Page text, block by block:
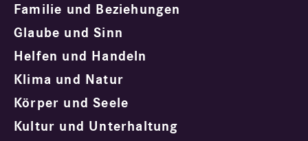
Familie und Beziehungen
Glaube und Sinn
Helfen und Handeln
Klima und Natur
Körper und Seele
Kultur und Unterhaltung